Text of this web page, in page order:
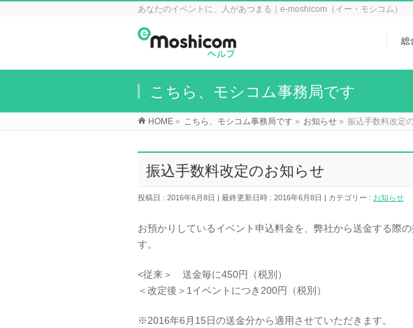
あなたのイベントに、人があつまる｜e-moshicom（イー・モシコム）
総
こちら、モシコム事務局です
HOME » こちら、モシコム事務局です » お知らせ » 振込手数料改定
振込手数料改定のお知らせ
投稿日 : 2016年6月8日 最終更新日時 : 2016年6月8日 カテゴリー : お知らせ
お預かりしているイベント申込料金を、弊社から送金する際
す。
<従来＞ 送金毎に450円（税別）
＜改定後＞1イベントにつき200円（税別）
※2016年6月15日の送金分から適用させていただきます。